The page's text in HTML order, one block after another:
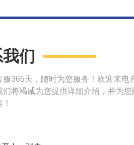
们
服365天，随时为您服务！欢迎来电
们将竭诚为您提供详细介绍，并为您